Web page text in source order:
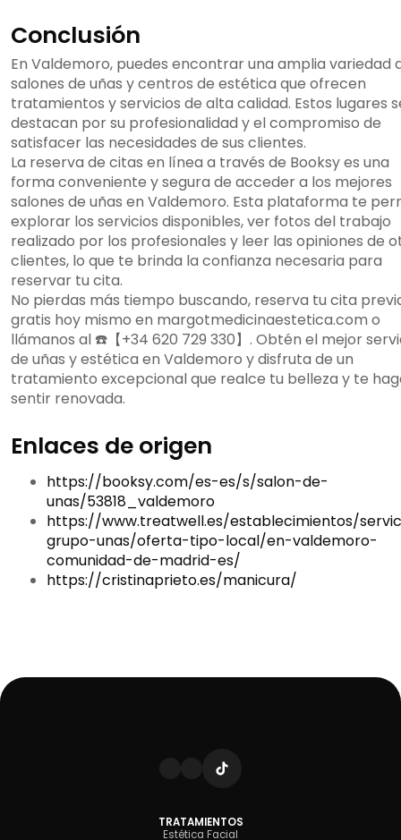
Conclusión
En Valdemoro, puedes encontrar una amplia variedad
salones de uñas y centros de estética que ofrecen
tratamientos y servicios de alta calidad. Estos lugares
destacan por su profesionalidad y el compromiso de
satisfacer las necesidades de sus clientes.
La reserva de citas en línea a través de Booksy es una
forma conveniente y segura de acceder a los mejores
salones de uñas en Valdemoro. Esta plataforma te
explorar los servicios disponibles, ver fotos del trabajo
realizado por los profesionales y leer las opiniones de
clientes, lo que te brinda la confianza necesaria para
reservar tu cita.
No pierdas más tiempo buscando, reserva tu cita
gratis hoy mismo en margotmedicinaestetica.com o
llámanos al ☎️【+34 620 729 330】. Obtén el mejor
de uñas y estética en Valdemoro y disfruta de un
tratamiento excepcional que realce tu belleza y te
sentir renovada.
Enlaces de origen
https://booksy.com/es-es/s/salon-de-
unas/53818_valdemoro
https://www.treatwell.es/establecimientos/
grupo-unas/oferta-tipo-local/en-valdemoro-
comunidad-de-madrid-es/
https://cristinaprieto.es/manicura/
TRATAMIENTOS
Estética Facial